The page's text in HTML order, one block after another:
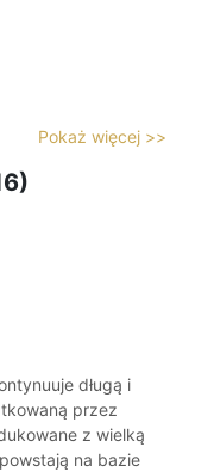
Pokaż więcej >>
długą i
przez
z wielką
na bazie